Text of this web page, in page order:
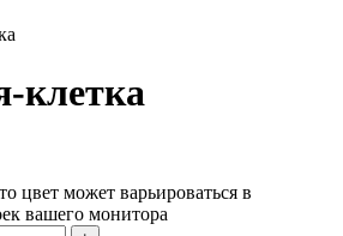
клетка
цвет может варьироваться в
вашего монитора